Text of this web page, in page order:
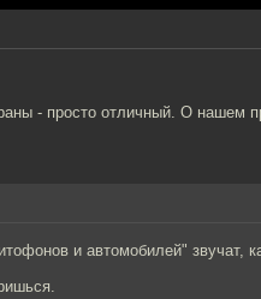
- просто отличный. О нашем
и автомобилей" звучат,